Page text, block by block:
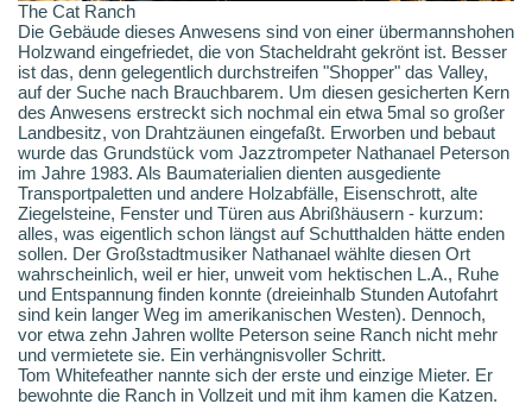
The Cat Ranch
Die Gebäude dieses Anwesens sind von einer übermannshohen
Holzwand eingefriedet, die von Stacheldraht gekrönt ist. Besser
ist das, denn gelegentlich durchstreifen "Shopper" das Valley,
auf der Suche nach Brauchbarem. Um diesen gesicherten Kern
des Anwesens erstreckt sich nochmal ein etwa 5mal so großer
Landbesitz, von Drahtzäunen eingefaßt. Erworben und bebaut
wurde das Grundstück vom Jazztrompeter Nathanael Peterson
im Jahre 1983. Als Baumaterialien dienten ausgediente
Transportpaletten und andere Holzabfälle, Eisenschrott, alte
Ziegelsteine, Fenster und Türen aus Abrißhäusern - kurzum:
alles, was eigentlich schon längst auf Schutthalden hätte enden
sollen. Der Großstadtmusiker Nathanael wählte diesen Ort
wahrscheinlich, weil er hier, unweit vom hektischen L.A., Ruhe
und Entspannung finden konnte (dreieinhalb Stunden Autofahrt
sind kein langer Weg im amerikanischen Westen). Dennoch,
vor etwa zehn Jahren wollte Peterson seine Ranch nicht mehr
und vermietete sie. Ein verhängnisvoller Schritt.
Tom Whitefeather nannte sich der erste und einzige Mieter. Er
bewohnte die Ranch in Vollzeit und mit ihm kamen die Katzen.